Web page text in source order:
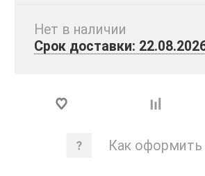
Нет в наличии
Срок доставки:
Как оформить